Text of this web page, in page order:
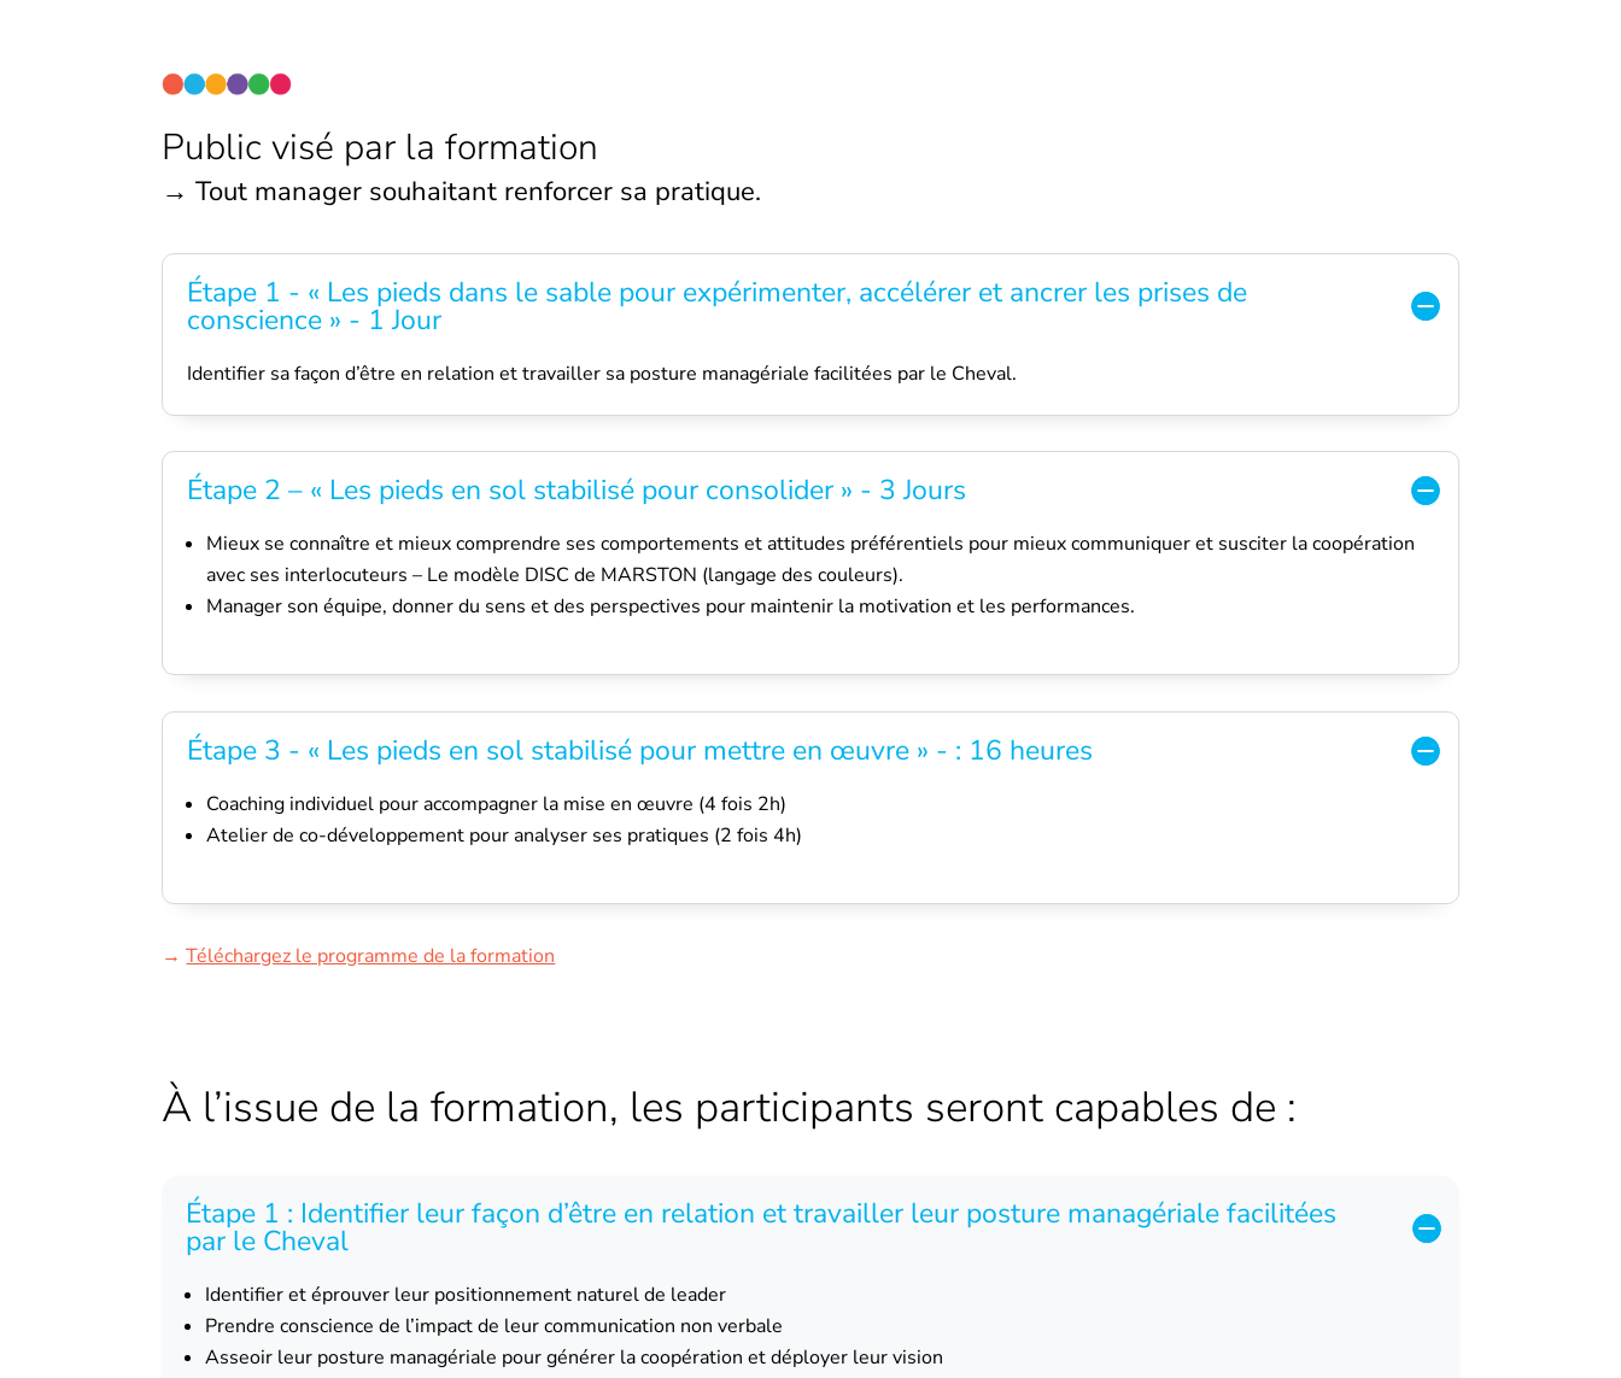
Public visé par la formation
→ Tout manager souhaitant renforcer sa pratique.
Étape 1 - « Les pieds dans le sable pour expérimenter, accélérer et ancrer les prises de
conscience » - 1 Jour
Identifier sa façon d’être en relation et travailler sa posture managériale facilitées par le Cheval.
Étape 2 – « Les pieds en sol stabilisé pour consolider » - 3 Jours
Mieux se connaître et mieux comprendre ses comportements et attitudes préférentiels pour mieux communiquer et susciter la coopération
avec ses interlocuteurs – Le modèle DISC de MARSTON (langage des couleurs).
Manager son équipe, donner du sens et des perspectives pour maintenir la motivation et les performances.
Étape 3 - « Les pieds en sol stabilisé pour mettre en œuvre » - : 16 heures
Coaching individuel pour accompagner la mise en œuvre (4 fois 2h)
Atelier de co-développement pour analyser ses pratiques (2 fois 4h)
→Téléchargez le programme de la formation
À l’issue de la formation, les participants seront capables de :
Étape 1 : Identifier leur façon d’être en relation et travailler leur posture managériale facilitées
par le Cheval
Identifier et éprouver leur positionnement naturel de leader
Prendre conscience de l’impact de leur communication non verbale
Asseoir leur posture managériale pour générer la coopération et déployer leur vision